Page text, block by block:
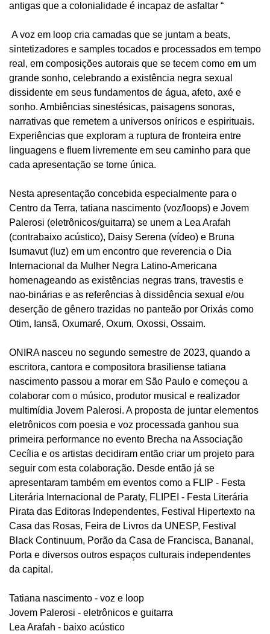
antigas que a colonialidade é incapaz de asfaltar “
A voz em loop cria camadas que se juntam a beats,
sintetizadores e samples tocados e processados em tempo
real, em composições autorais que se tecem como em um
grande sonho, celebrando a existência negra sexual
dissidente em seus fundamentos de água, afeto, axé e
sonho. Ambiências sinestésicas, paisagens sonoras,
narrativas que remetem a universos oníricos e espirituais.
Experiências que exploram a ruptura de fronteira entre
linguagens e fluem livremente em seu caminho para que
cada apresentação se torne única.
Nesta apresentação concebida especialmente para o
Centro da Terra, tatiana nascimento (voz/loops) e Jovem
Palerosi (eletrônicos/guitarra) se unem a Lea Arafah
(contrabaixo acústico), Daisy Serena (vídeo) e Bruna
Isumavut (luz) em um encontro que reverencia o Dia
Internacional da Mulher Negra Latino-Americana
homenageando as existências negras trans, travestis e
nao-binárias e as referências à dissidência sexual e/ou
deserção de gênero trazidas no panteão por Orixás como
Otim, Iansã, Oxumaré, Oxum, Oxossi, Ossaim.
ONIRA nasceu no segundo semestre de 2023, quando a
escritora, cantora e compositora brasiliense tatiana
nascimento passou a morar em São Paulo e começou a
colaborar com o músico, produtor musical e realizador
multimídia Jovem Palerosi. A proposta de juntar elementos
eletrônicos com poesia e voz processada ganhou sua
primeira performance no evento Brecha na Associação
Cecília e os artistas decidiram então criar um projeto para
seguir com esta colaboração. Desde então já se
apresentaram também em eventos como a FLIP - Festa
Literária Internacional de Paraty, FLIPEI - Festa Literária
Pirata das Editoras Independentes, Festival Hipertexto na
Casa das Rosas, Feira de Livros da UNESP, Festival
Black Continuum, Porão da Casa de Francisca, Bananal,
Porta e diversos outros espaços culturais independentes
da capital.
Tatiana nascimento - voz e loop
Jovem Palerosi - eletrônicos e guitarra
Lea Arafah - baixo acústico